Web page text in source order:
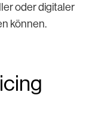
oder digitaler
können.